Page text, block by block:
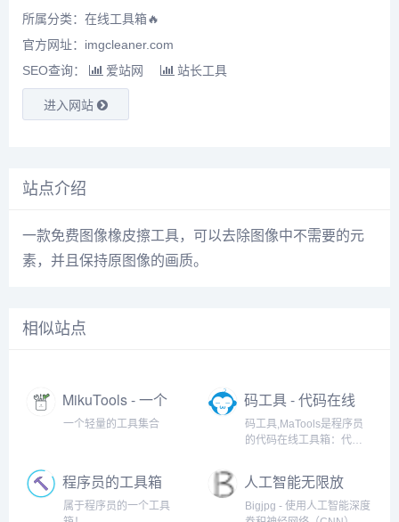
所属分类： 在线工具箱🔥
官方网址：imgcleaner.com
SEO查询：
爱站网 站长工具
进入网站
站点介绍
一款免费图像橡皮擦工具，可以去除图像中不需要的元
素，并且保持原图像的画质。
相似站点
MikuTools - 一个
轻量的工具集合
一个轻量的工具集合
码工具 - 代码在线
工具箱
码工具,MaTools是程序员
的代码在线工具箱：代码
密解密、时间戳、二维
码、在线API、Crontab、
正则表达式,还有js/h5/css3
程序员的工具箱
属于程序员的一个工具
人工智能无限放
大
Bigjpg - 使用人工智能深度